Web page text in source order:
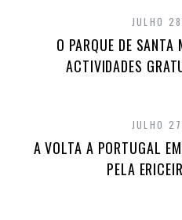
JULHO
O PARQUE DE SANTA
ACTIVIDADES
JULHO
A VOLTA A PORTUGAL
PELA